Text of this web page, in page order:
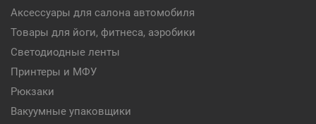
Аксессуары для салона автомобиля
Товары для йоги, фитнеса, аэробики
Светодиодные ленты
Принтеры и МФУ
Рюкзаки
Вакуумные упаковщики